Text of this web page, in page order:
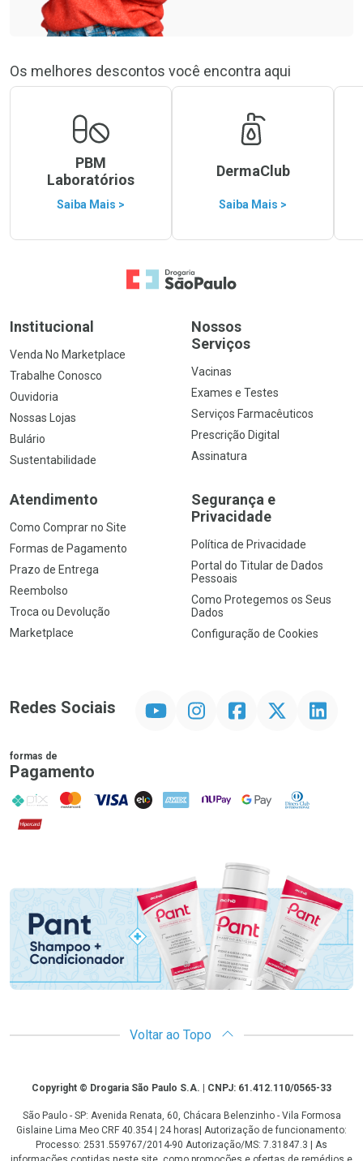
Os melhores descontos você encontra aqui
PBM
Laboratórios
Saiba Mais >
DermaClub
Saiba Mais >
Ir para a Home
Institucional
Venda No Marketplace
Trabalhe Conosco
Ouvidoria
Nossas Lojas
Bulário
Sustentabilidade
Nossos
Serviços
Vacinas
Exames e Testes
Serviços Farmacêuticos
Prescrição Digital
Assinatura
Atendimento
Como Comprar no Site
Formas de Pagamento
Prazo de Entrega
Reembolso
Troca ou Devolução
Marketplace
Segurança e
Privacidade
Política de Privacidade
Portal do Titular de Dados
Pessoais
Como Protegemos os Seus
Dados
Configuração de Cookies
Redes Sociais InstagramFacebookTwitter Linkedin
formas de
Pagamento
PIX MasterCard
VISA ELO AMEX NuPay Google PayDiners Club
Hipercard
Voltar ao Topo
CopyrightCopyright © Drogaria São Paulo S.A. | CNPJ: 61.412.110/0565-33
São Paulo - SP: Avenida Renata, 60, Chácara Belenzinho - Vila Formosa
Gislaine Lima Meo CRF 40.354 | 24 horas| Autorização de funcionamento:
Processo: 2531.559767/2014-90 Autorização/MS: 7.31847.3 | As